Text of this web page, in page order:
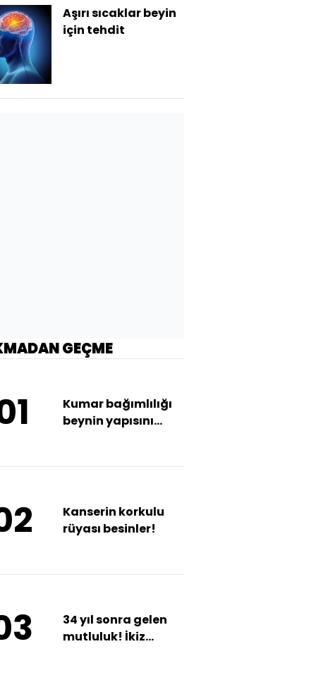
Aşırı sıcaklar beyin
için tehdit
GEÇME
Kumar bağımlılığı
beynin yapısını
Kanserin korkulu
rüyası besinler!
34 yıl sonra gelen
mutluluk! İkiz